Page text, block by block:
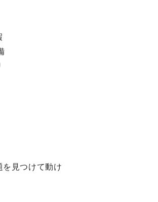
を見つけて動け